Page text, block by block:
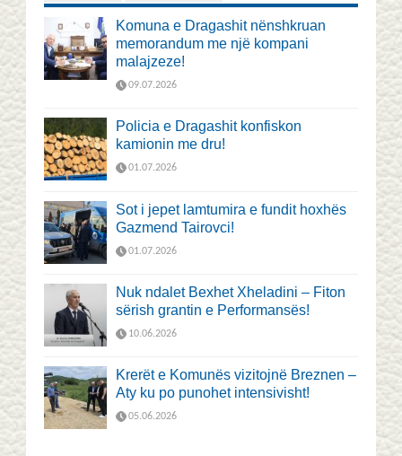
Komuna e Dragashit nënshkruan
memorandum me një kompani
malajzeze!
09.07.2026
Policia e Dragashit konfiskon
kamionin me dru!
01.07.2026
Sot i jepet lamtumira e fundit hoxhës
Gazmend Tairovci!
01.07.2026
Nuk ndalet Bexhet Xheladini – Fiton
sërish grantin e Performansës!
10.06.2026
Krerët e Komunës vizitojnë Breznen –
Aty ku po punohet intensivisht!
05.06.2026